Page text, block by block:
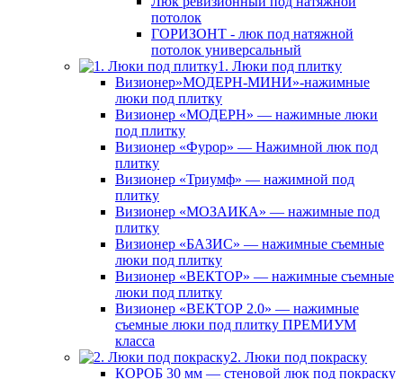
потолок
ГОРИЗОНТ - люк под натяжной
потолок универсальный
1. Люки под плитку
Визионер»МОДЕРН-МИНИ»-нажимные
люки под плитку
Визионер «МОДЕРН» — нажимные люки
под плитку
Визионер «Фурор» — Нажимной люк под
плитку
Визионер «Триумф» — нажимной под
плитку
Визионер «МОЗАИКА» — нажимные под
плитку
Визионер «БАЗИС» — нажимные съемные
люки под плитку
Визионер «ВЕКТОР» — нажимные съемные
люки под плитку
Визионер «ВЕКТОР 2.0» — нажимные
съемные люки под плитку ПРЕМИУМ
класса
2. Люки под покраску
КОРОБ 30 мм — стеновой люк под покраску